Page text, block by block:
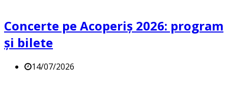
Concerte pe Acoperiș 2026: program
și bilete
14/07/2026